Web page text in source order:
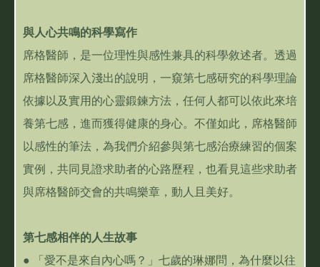
與人心共鳴的科學寫作
席格醫師，是一位理性與感性兼具的科學敘述者。透過
席格醫師深入淺出的說明，一窺第七感研究的科學理論
依據以及實用的心靈鍛鍊方法，任何人都可以依此來培
養第七感，進而獲得健康的身心。不僅如此，席格醫師
以感性的筆法，為我們介紹參與第七感治療練習的個案
實例，共同見證求助者的心路歷程，也看見這些求助者
與席格醫師交會的共鳴樂章，動人且美好。
第七感相伴的人生故事
● 「愛不是來自內心嗎？」七歲的琳娜問，為什麼以往